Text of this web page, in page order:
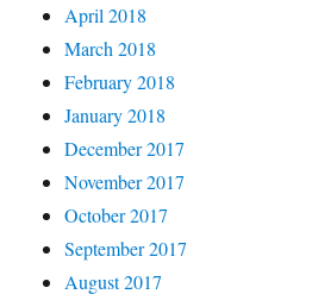
April 2018
March 2018
February 2018
January 2018
December 2017
November 2017
October 2017
September 2017
August 2017